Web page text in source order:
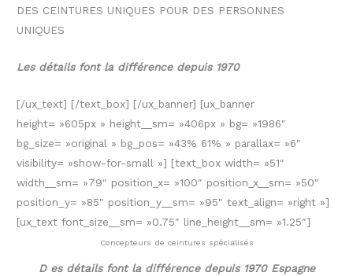
DES CEINTURES UNIQUES POUR DES PERSONNES
UNIQUES
Les détails font la différence depuis 1970
[/ux_text] [/text_box] [/ux_banner] [ux_banner
height= »605px » height__sm= »406px » bg= »1986″
bg_size= »original » bg_pos= »43% 61% » parallax= »6″
visibility= »show-for-small »] [text_box width= »51″
width__sm= »79″ position_x= »100″ position_x__sm= »50″
position_y= »85″ position_y__sm= »95″ text_align= »right »]
[ux_text font_size__sm= »0.75″ line_height__sm= »1.25″]
Concepteurs de ceintures spécialisés
D es détails font la différence depuis 1970 Espagne